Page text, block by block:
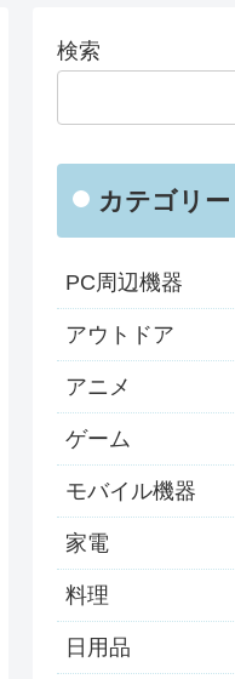
検索
カテゴリー
PC周辺機器
アウトドア
アニメ
ゲーム
モバイル機器
家電
料理
日用品